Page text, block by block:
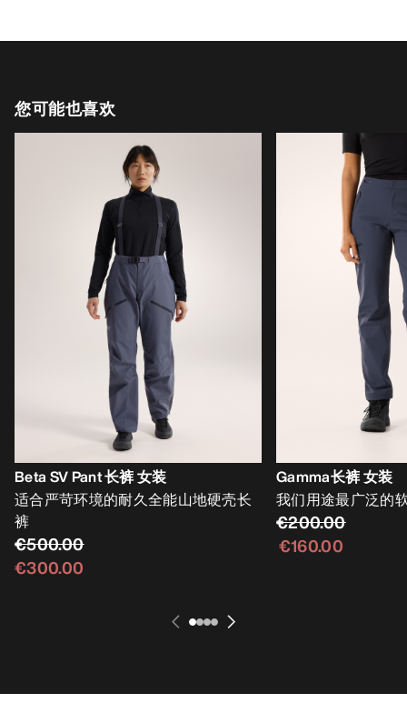
您可能也喜欢
Beta SV Pant 长裤 女装
适合严苛环境的耐久全能山地硬壳长
裤
€500.00
€300.00
Gamma长裤 女装
我们用途最广泛的
€200.00
€160.00